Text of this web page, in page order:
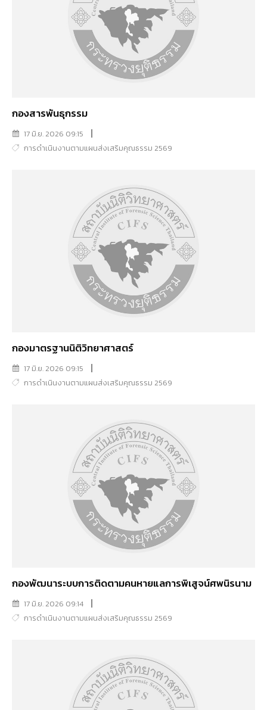
กองสารพันธุกรรม
17 มิ.ย. 2026 09:15
การดำเนินงานตามแผนส่งเสริมคุณธรรม 2569
กองมาตรฐานนิติวิทยาศาสตร์
17 มิ.ย. 2026 09:15
การดำเนินงานตามแผนส่งเสริมคุณธรรม 2569
กองพัฒนาระบบการติดตามคนหายแลการพิเสูจน์ศพนิรนาม
17 มิ.ย. 2026 09:14
การดำเนินงานตามแผนส่งเสริมคุณธรรม 2569